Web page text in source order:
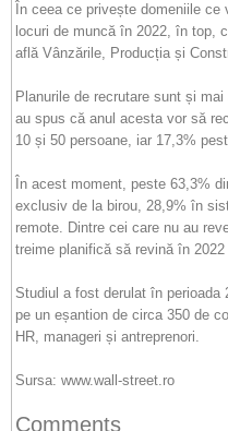
În ceea ce privește domeniile
locuri de muncă în 2022, în top,
află Vânzările, Producția și
Planurile de recrutare sunt și
au spus că anul acesta vor să
10 și 50 persoane, iar 17,3%
În acest moment, peste 63,3%
exclusiv de la birou, 28,9% în
remote. Dintre cei care nu au
treime planifică să revină în
Studiul a fost derulat în perioada
pe un eșantion de circa 350 de
HR, manageri și antreprenori.
Sursa: www.wall-street.ro
Comments